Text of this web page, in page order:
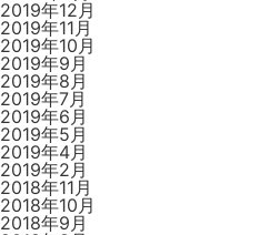
2019年12月
2019年11月
2019年10月
2019年9月
2019年8月
2019年7月
2019年6月
2019年5月
2019年4月
2019年2月
2018年11月
2018年10月
2018年9月